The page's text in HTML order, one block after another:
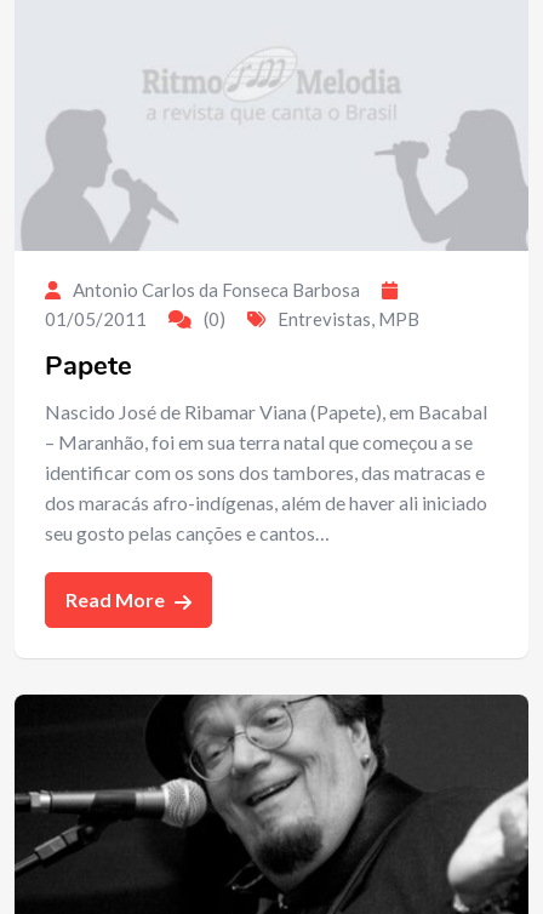
Antonio Carlos da Fonseca Barbosa
01/05/2011
(0) Entrevistas, MPB
Papete
Nascido José de Ribamar Viana (Papete), em Bacabal
– Maranhão, foi em sua terra natal que começou a se
identificar com os sons dos tambores, das matracas e
dos maracás afro-indígenas, além de haver ali iniciado
seu gosto pelas canções e cantos…
Read More